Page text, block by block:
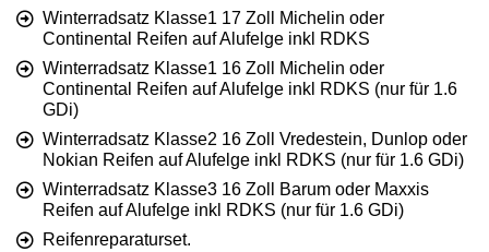
Winterradsatz Klasse1 17 Zoll Michelin oder
Continental Reifen auf Alufelge inkl RDKS
Winterradsatz Klasse1 16 Zoll Michelin oder
Continental Reifen auf Alufelge inkl RDKS (nur für 1.6
GDi)
Winterradsatz Klasse2 16 Zoll Vredestein, Dunlop oder
Nokian Reifen auf Alufelge inkl RDKS (nur für 1.6 GDi)
Winterradsatz Klasse3 16 Zoll Barum oder Maxxis
Reifen auf Alufelge inkl RDKS (nur für 1.6 GDi)
Reifenreparaturset.